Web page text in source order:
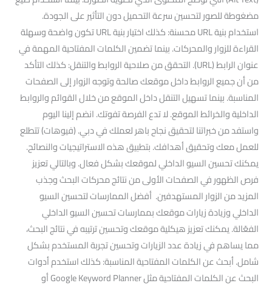
مضغوطة للصور لتحسين سرعة التحميل دون التأثير على الجودة.
استخدام بنية URL محسنة: كذلك اختيار بنية URL تكون واضحة وسهلة
القراءة للزوار والمحركات. بينما تضمين الكلمات المفتاحية المهمة في
عنوان الرابط (URL). التحقق من صلاحية الروابط والتنقل: كذلك التأكد
من أن جميع الروابط داخل موقعك صالحة وتوجه الزوار إلى الصفحات
المناسبة. بينما تسهيل التنقل داخل الموقع من خلال القوائم والروابط
الداخلية والخرائط الموقع. لا تدع الفرصة تفوتك. انضم إلينا اليوم
واستفد من خبراتنا لتحقيق نجاح باهر لعملك في دبي. (فيوهات) تتطلع
للعمل معك وتحقيق أهدافك. بتطبيق هذه الاستراتيجيات والنصائح.
يمكنك تحسين السيو الداخلي لموقعك بشكل فعال. وبالتالي تعزيز
فرص الظهور في الصفحات الأولى من نتائج محركات البحث وجذب
المزيد من الزوار المستهدفين. أفضل الممارسات لتحسين السيو
الداخلي وزيادة زيارات موقعك بممارسات تحسين السيو الداخلي
الفعّالة. يمكنك تعزيز هيكلية موقعك وتحسين ترتيبه في نتائج البحث،
مما يساهم في زيادة عدد الزيارات وتحسين تجربة المستخدم بشكل
شامل. أبحث عن الكلمات المفتاحية المناسبة: كذلك استخدم أدوات
البحث عن الكلمات المفتاحية مثل Google Keyword Planner أو